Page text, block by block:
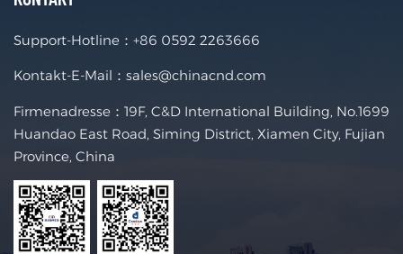
Support-Hotline： +86 0592 2263666
Kontakt-E-Mail： sales@chinacnd.com
Firmenadresse：19F, C&D International Building, No.1699
Huandao East Road, Siming District, Xiamen City, Fujian
Province, China